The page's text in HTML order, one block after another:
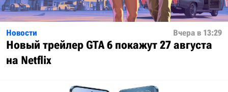
Новости Вчера в 13:29
Новый трейлер GTA 6 покажут 27 августа
на Netflix